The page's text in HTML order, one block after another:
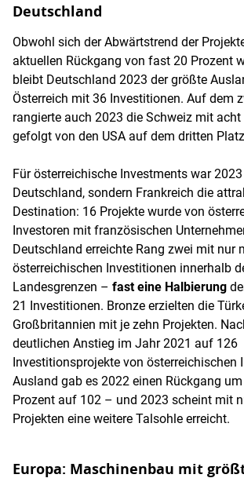
Deutschland
Obwohl sich der Abwärtstrend der
aktuellen Rückgang von fast 20 Prozent
bleibt Deutschland 2023 der größte
Österreich mit 36 Investitionen. Auf dem
rangierte auch 2023 die Schweiz mit
gefolgt von den USA auf dem dritten
Für österreichische Investments war
Deutschland, sondern Frankreich die
Destination: 16 Projekte wurde von
Investoren mit französischen
Deutschland erreichte Rang zwei mit nur
österreichischen Investitionen innerhalb
Landesgrenzen – fast eine Halbierung
21 Investitionen. Bronze erzielten die
Großbritannien mit je zehn Projekten.
deutlichen Anstieg im Jahr 2021 auf 126
Investitionsprojekte von österreichischen
Ausland gab es 2022 einen Rückgang
Prozent auf 102 – und 2023 scheint mit
Projekten eine weitere Talsohle erreicht.
Europa: Maschinenbau mit